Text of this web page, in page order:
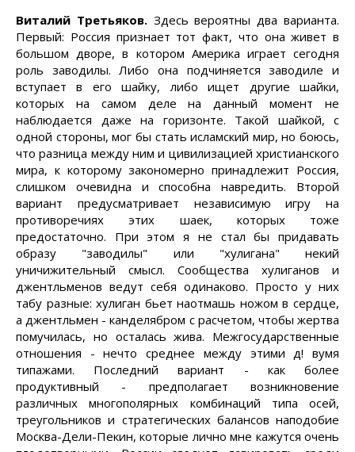
Виталий Третьяков.Здесь вероятны два варианта.
Первый: Россия признает тот факт, что она живет в
большом дворе, в котором Америка играет сегодня
роль заводилы. Либо она подчиняется заводиле и
вступает в его шайку, либо ищет другие шайки,
которых на самом деле на данный момент не
наблюдается даже на горизонте. Такой шайкой, с
одной стороны, мог бы стать исламский мир, но боюсь,
что разница между ним и цивилизацией христианского
мира, к которому закономерно принадлежит Россия,
слишком очевидна и способна навредить. Второй
вариант предусматривает независимую игру на
противоречиях этих шаек, которых тоже
предостаточно. При этом я не стал бы придавать
образу "заводилы" или "хулигана" некий
уничижительный смысл. Сообщества хулиганов и
джентльменов ведут себя одинаково. Просто у них
табу разные: хулиган бьет наотмашь ножом в сердце,
а джентльмен - канделябром с расчетом, чтобы жертва
помучилась, но осталась жива. Межгосударственные
отношения - нечто среднее между этими д! вумя
типажами. Последний вариант - как более
продуктивный - предполагает возникновение
различных многополярных комбинаций типа осей,
треугольников и стратегических балансов наподобие
Москва-Дели-Пекин, которые лично мне кажутся очень